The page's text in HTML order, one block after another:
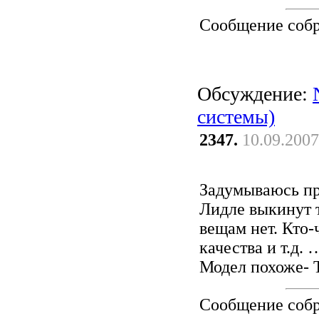
Сообщение
Обсуждение:
системы)
2347.
Задумываюсь
Лидле выкинут
вещам нет. Кто-
качества и т.д.
Модел похоже-
Сообщение